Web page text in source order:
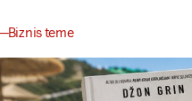
Biznis teme